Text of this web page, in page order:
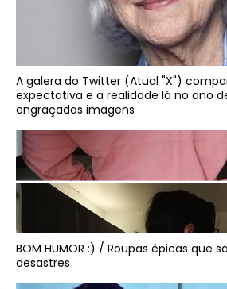
A galera do Twitter (Atual "X")
expectativa e a realidade lá no ano
engraçadas imagens
BOM HUMOR :) / Roupas épicas que
desastres